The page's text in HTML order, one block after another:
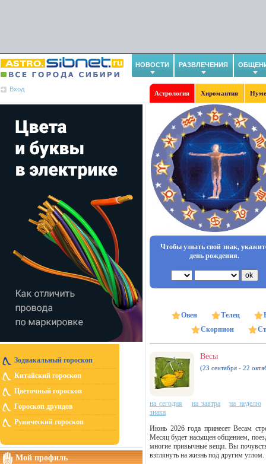
НОВОСТИ РАЗВЛЕЧЕНИЯ
Вход
Астрология Хиромантия
Зодиакальный гороскоп
Китайский гороскоп
Цветочный гороскоп
Гороскоп друидов
Рунический гороскоп
Мой профиль
Чтобы узнать свой знак,
день рождения.
Овен Телец
Скорпион
Весы
(23 сентября - 22
на сегодня на завтра
на неделю
знака
Июнь 2026 года принесет Весам
Месяц будет насыщен общением,
многие привычные вещи. Вы
взглянуть на жизнь под другим углом.